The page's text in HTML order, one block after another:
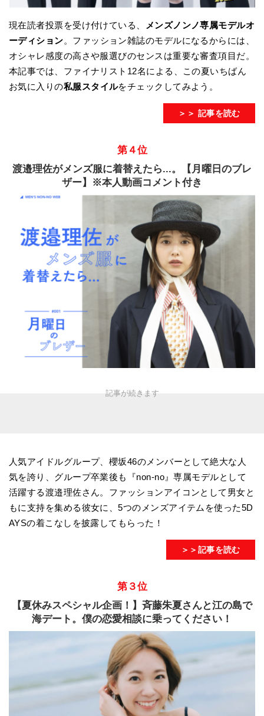
現在読者投票を受け付けている、
メンズノンノ専属モデルオ
ーディション。ファッション雑誌のモデルになるからには、
オシャレ感度の高さや服選びのセンスは重要な審査項目だ。
本記事では、ファイナリスト12名による、この夏いちばん
お気に入りの私服スタイルをチェックしてみよう。
＞＞ 記事を読む
第４位
渡邉理佐がメンズ服に着替えたら...。【月曜日のブレ
ザー】※本人動画コメント付き
人気アイドルグループ、櫻坂46のメンバーとして絶大な人
気を誇り、グループ卒業後も『non-no』専属モデルとして
活躍する渡邉理佐さん。ファッションアイコンとして男女と
もに支持を集める彼女に、5つのメンズアイテムを使った5D
AYSの着こなしを披露してもらった！
＞＞記事を読む
第３位
【夏休みスペシャル企画！】斉藤朱夏さんと江の島で
海デート。僕の恋愛相談に乗ってください！